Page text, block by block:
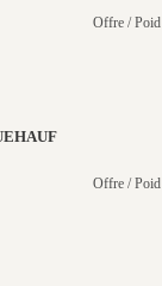
Offre /
Offre /